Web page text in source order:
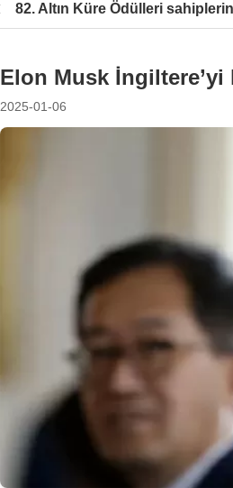
82. Altın Küre Ödülleri
Elon Musk İngiltere’yi
2025-01-06